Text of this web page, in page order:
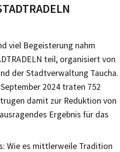
viel Begeisterung nahm
teil, organisiert von
der Stadtverwaltung Taucha.
2024 traten 752
damit zur Reduktion von
Ergebnis für das
Wie es mittlerweile Tradition